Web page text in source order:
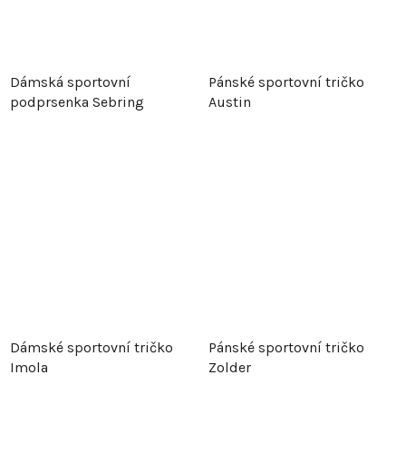
Dámská sportovní
podprsenka Sebring
Pánské sportovní tričko
Austin
Dámské sportovní tričko
Imola
Pánské sportovní tričko
Zolder